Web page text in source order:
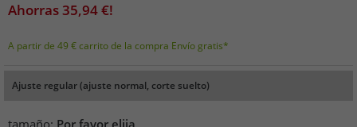
Ahorras35,94€!
A partir de 49 € carrito de la compra Envío gratis*
Ajuste regular (ajuste normal, corte suelto)
tamaño: Por favor elija